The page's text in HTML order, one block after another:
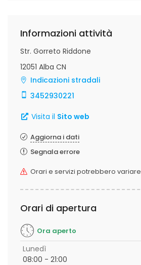
Informazioni attività
Str. Gorreto Riddone
12051 Alba CN
Indicazioni stradali
3452930221
Visita il Sito web
Aggiorna i dati
Segnala errore
Orari e servizi potrebbero variare
Orari di apertura
Ora aperto
Lunedì
08:00 - 21:00